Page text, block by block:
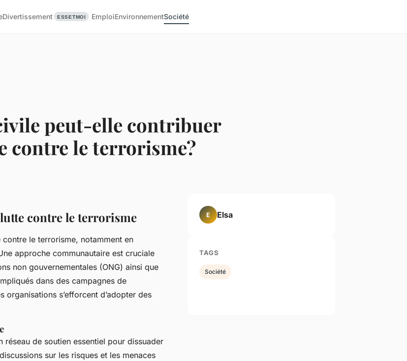
Divertissement EmploiEnvironnementSociété
peut-elle contribuer
contre le terrorisme?
contre le terrorisme
le terrorisme, notamment en
approche communautaire est cruciale
non gouvernementales (ONG) ainsi que
dans des campagnes de
organisations s’efforcent d’adopter des
de soutien essentiel pour dissuader
sur les risques et les menaces
E Elsa
TAGS
Société